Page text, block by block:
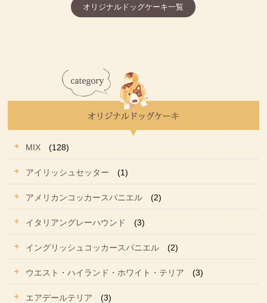
オリジナルドッグケーキ一覧
MIX (128)
アイリッシュセッター (1)
アメリカンコッカースパニエル (2)
イタリアングレーハウンド (3)
イングリッシュコッカースパニエル (2)
ウエスト・ハイランド・ホワイト・テリア (3)
エアデールテリア (3)